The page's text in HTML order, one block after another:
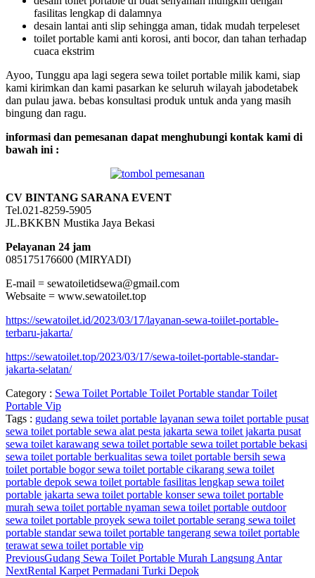
fasilitas lengkap di dalamnya
desain lantai anti slip sehingga aman, tidak mudah terpeleset
toilet portable kami anti korosi, anti bocor, dan tahan terhadap
cuaca ekstrim
Ayoo, Tunggu apa lagi segera sewa toilet portable milik kami, siap
kami kirimkan dan kami pasarkan ke seluruh wilayah jabodetabek
dan pulau jawa. bebas konsultasi produk untuk anda yang masih
bingung dan ragu.
informasi dan pemesanan dapat menghubungi kontak kami di
bawah ini :
CV BINTANG SARANA EVENT
Tel.021-8259-5905
JL.BKKBN Mustika Jaya Bekasi
Pelayanan 24 jam
085175176600 (MIRYADI)
E-mail = sewatoiletidsewa@gmail.com
Websaite = www.sewatoilet.top
https://sewatoilet.id/2023/03/17/layanan-sewa-toiilet-portable-
terbaru-jakarta/
https://sewatoilet.top/2023/03/17/sewa-toilet-portable-standar-
jakarta-selatan/
Category : Sewa Toilet Portable Toilet Portable standarToilet
Portable Vip
Tags : gudang sewa toilet portable layanan sewa toilet portable pusat
sewa toilet portable sewa alat pesta jakarta sewa toilet jakarta pusat
sewa toilet karawang sewa toilet portable sewa toilet portable bekasi
sewa toilet portable berkualitas sewa toilet portable bersih sewa
toilet portable bogorsewa toilet portable cikarang sewa toilet
portable depok sewa toilet portable fasilitas lengkap sewa toilet
portable jakarta sewa toilet portable konsersewa toilet portable
murah sewa toilet portable nyaman sewa toilet portable outdoor
sewa toilet portable proyek sewa toilet portable serang sewa toilet
portable standarsewa toilet portable tangerang sewa toilet portable
terawat sewa toilet portable vip
PreviousGudang Sewa Toilet Portable Murah Langsung Antar
NextRental Karpet Permadani Turki Depok